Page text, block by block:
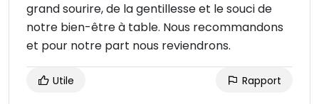
grand sourire, de la gentillesse et le souci de
notre bien-être à table. Nous recommandons
et pour notre part nous reviendrons.
Utile Rapport